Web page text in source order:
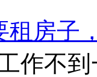
租房子
作不